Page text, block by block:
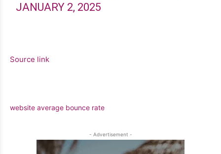
JANUARY 2, 2025
Source link
website average bounce rate
- Advertisement -